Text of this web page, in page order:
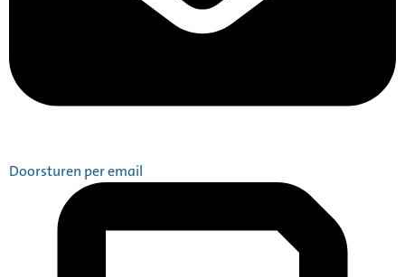
Doorsturen per email